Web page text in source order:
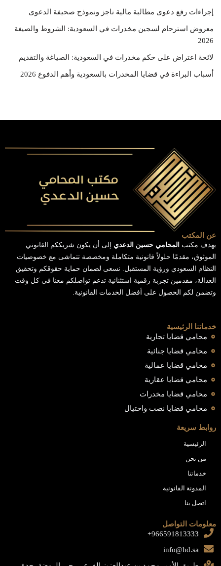
إجراءات رفع دعوى مطالبة مالية ناجز ونموذج صحيفة الدعوى
معروض استرحام لسجين مخدرات في السعودية: الشروط والصيغة
2026
لائحة اعتراض على حكم مخدرات في السعودية: الصياغة والتقديم
أسباب البراءة في قضايا المخدرات بالسعودية وأهم الدفوع 2026
عن المكتب
يهدف مكتب المحامي حسين الدعدي إلى أن يكون شريككم القانوني
الموثوق، مقدمًا حلولاً قانونية متكاملة ومخصصة تتماشى مع خصوصيات
النظام السعودي ورؤية المستقبل. نسعى لضمان حماية حقوقكم وتحقيق
العدالة، مقدمين تجربة رقمية استثنائية تدعم تواصلكم معنا في كل وقت
وتضمن لكم الحصول على أفضل الخدمات القانونية.
خدماتنا الرئيسية
محامي قضايا تجارية
محامي قضايا جنائية
محامي قضايا عمالية
محامي قضايا عقارية
محامي قضايا مخدرات
محامي قضايا نصب واحتيال
روابط سريعة
الرئيسية
من نحن
خدماتنا
المدونة القانونية
اتصل بنا
معلومات التواصل
966591813333+
info@hd.sa